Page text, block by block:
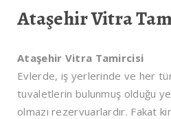
Ataşehir Vitra
Ataşehir Vitra Tamircisi
Evlerde, iş yerlerinde ve her
tuvaletlerin bulunmuş olduğu
olmazı rezervuarlardır. Fakat